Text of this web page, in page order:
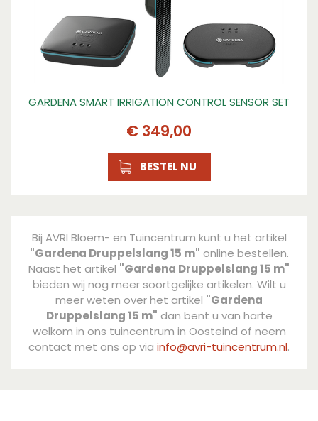
GARDENA SMART IRRIGATION CONTROL SENSOR SET
€ 349,00
BESTEL NU
Bij AVRI Bloem- en Tuincentrum kunt u het artikel
"Gardena Druppelslang 15 m" online bestellen.
Naast het artikel "Gardena Druppelslang 15 m"
bieden wij nog meer soortgelijke artikelen. Wilt u
meer weten over het artikel "Gardena
Druppelslang 15 m" dan bent u van harte
welkom in ons tuincentrum in Oosteind of neem
contact met ons op via info@avri-tuincentrum.nl.